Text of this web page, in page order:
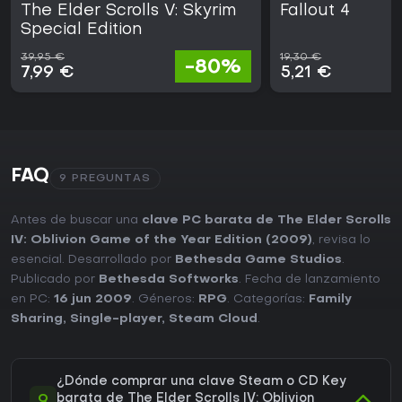
The Elder Scrolls V: Skyrim
Special Edition
39,95 €
7,99 € -80%
Fallout 4
19,30 €
5,21 €
FAQ 9 PREGUNTAS
Antes de buscar una clave PC barata de The Elder Scrolls
IV: Oblivion Game of the Year Edition (2009), revisa lo
esencial. Desarrollado por Bethesda Game Studios.
Publicado por Bethesda Softworks. Fecha de lanzamiento
en PC: 16 jun 2009. Géneros: RPG. Categorías:
Family
Sharing, Single-player, Steam Cloud .
Q
¿Dónde comprar una clave Steam o CD Key
barata de The Elder Scrolls IV: Oblivion